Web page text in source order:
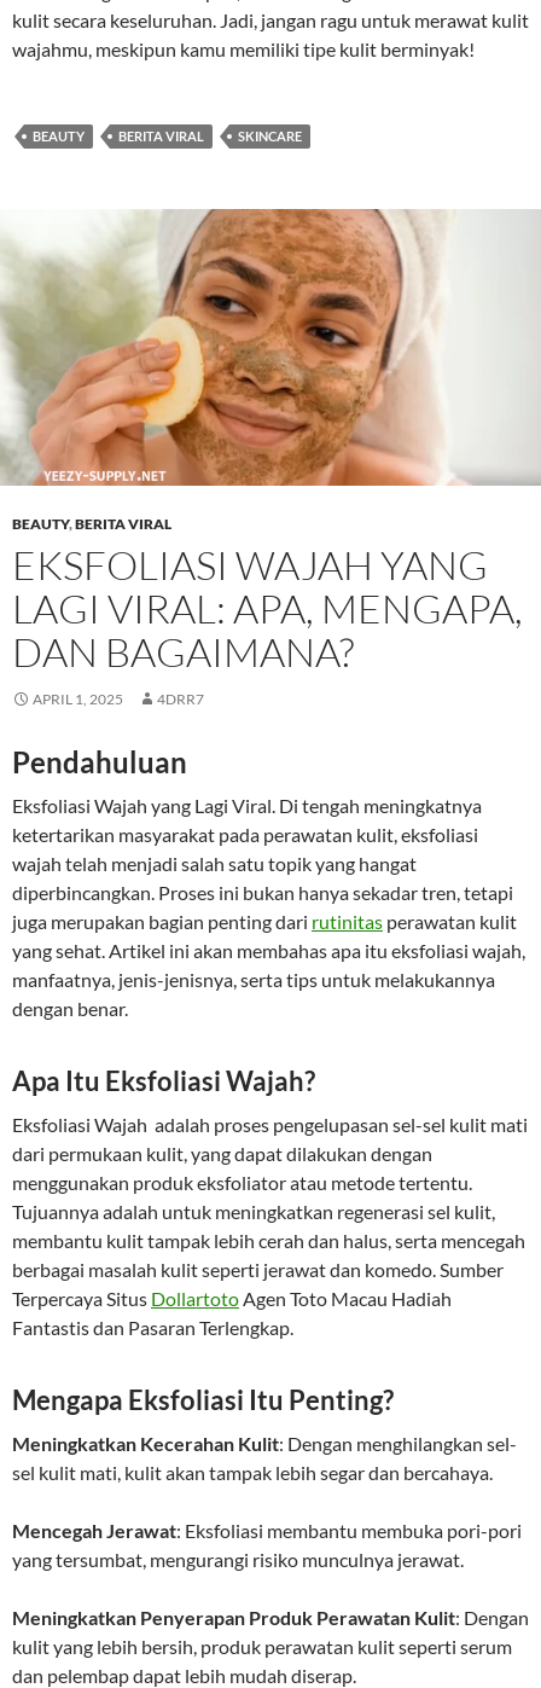
kulit secara keseluruhan. Jadi, jangan ragu untuk merawat kulit
wajahmu, meskipun kamu memiliki tipe kulit berminyak!
BEAUTY BERITA VIRAL SKINCARE
BEAUTY,BERITA VIRAL
EKSFOLIASI WAJAH YANG
LAGI VIRAL: APA, MENGAPA,
DAN BAGAIMANA?
APRIL 1, 2025 4DRR7
Pendahuluan
Eksfoliasi Wajah yang Lagi Viral. Di tengah meningkatnya
ketertarikan masyarakat pada perawatan kulit, eksfoliasi
wajah telah menjadi salah satu topik yang hangat
diperbincangkan. Proses ini bukan hanya sekadar tren, tetapi
juga merupakan bagian penting dari rutinitas perawatan kulit
yang sehat. Artikel ini akan membahas apa itu eksfoliasi wajah,
manfaatnya, jenis-jenisnya, serta tips untuk melakukannya
dengan benar.
Apa Itu Eksfoliasi Wajah?
Eksfoliasi Wajah adalah proses pengelupasan sel-sel kulit mati
dari permukaan kulit, yang dapat dilakukan dengan
menggunakan produk eksfoliator atau metode tertentu.
Tujuannya adalah untuk meningkatkan regenerasi sel kulit,
membantu kulit tampak lebih cerah dan halus, serta mencegah
berbagai masalah kulit seperti jerawat dan komedo. Sumber
Terpercaya Situs Dollartoto Agen Toto Macau Hadiah
Fantastis dan Pasaran Terlengkap.
Mengapa Eksfoliasi Itu Penting?
Meningkatkan Kecerahan Kulit: Dengan menghilangkan sel-
sel kulit mati, kulit akan tampak lebih segar dan bercahaya.
Mencegah Jerawat: Eksfoliasi membantu membuka pori-pori
yang tersumbat, mengurangi risiko munculnya jerawat.
Meningkatkan Penyerapan Produk Perawatan Kulit: Dengan
kulit yang lebih bersih, produk perawatan kulit seperti serum
dan pelembap dapat lebih mudah diserap.